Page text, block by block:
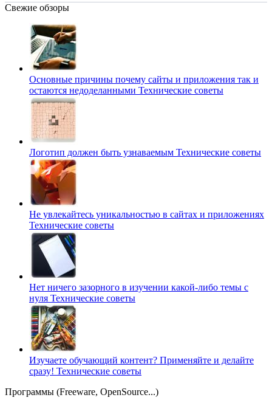
Свежие обзоры
Основные причины почему сайты и приложения так и
остаются недоделанными Технические советы
Логотип должен быть узнаваемым Технические советы
Не увлекайтесь уникальностью в сайтах и приложениях
Технические советы
Нет ничего зазорного в изучении какой-либо темы с
нуля Технические советы
Изучаете обучающий контент? Применяйте и делайте
сразу! Технические советы
Программы (Freeware, OpenSource...)